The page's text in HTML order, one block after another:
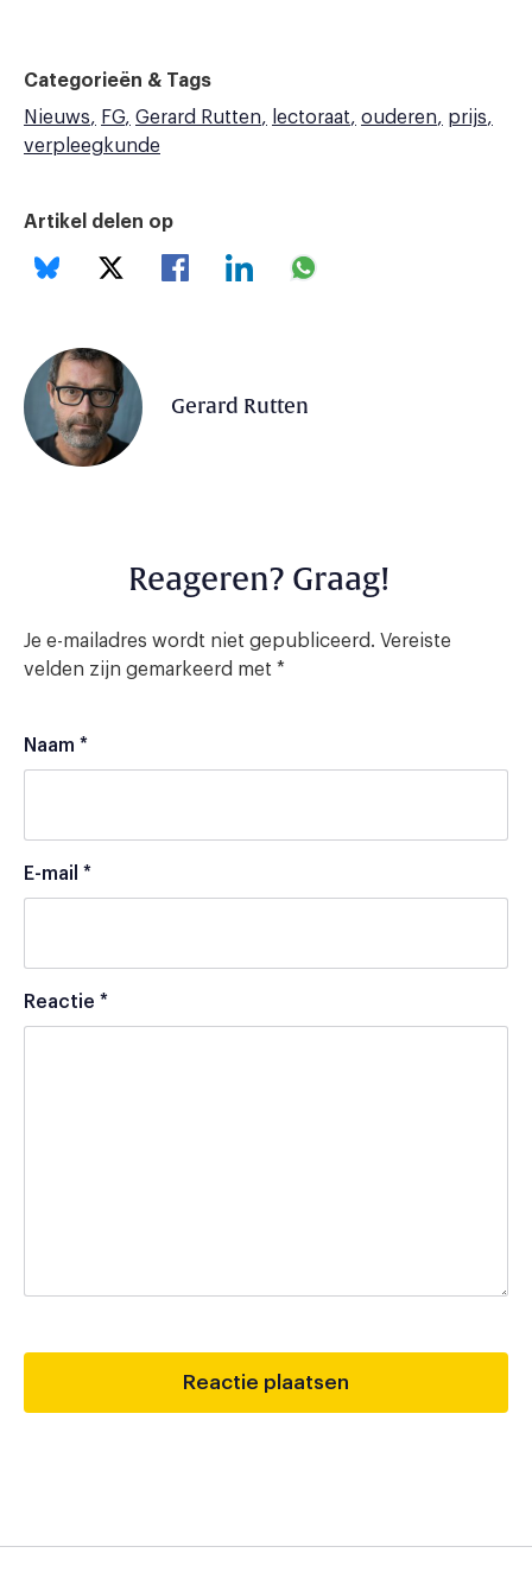
Categorieën & Tags
Nieuws
FG Gerard Rutten lectoraat ouderen
prijs
verpleegkunde
Artikel delen op
Gerard Rutten
Reageren? Graag!
Je e-mailadres wordt niet gepubliceerd. Vereiste
velden zijn gemarkeerd met *
Naam *
E-mail *
Reactie *